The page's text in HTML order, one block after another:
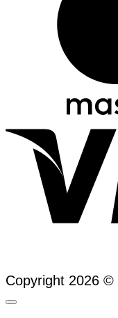
Copyright 2026 ©